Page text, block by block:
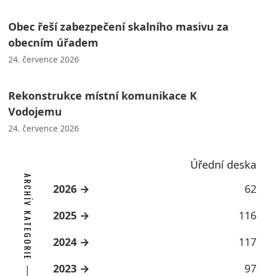
Obec řeší zabezpečení skalního masivu za
obecním úřadem
24. července 2026
Rekonstrukce místní komunikace K
Vodojemu
24. července 2026
Úřední deska
ARCHÍV KATEGORIE 2026
62
2025
116
2024
117
2023
97